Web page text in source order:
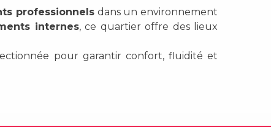
professionnelsdans un environnement
internes, ce quartier offre des lieux
pour garantir confort, fluidité et